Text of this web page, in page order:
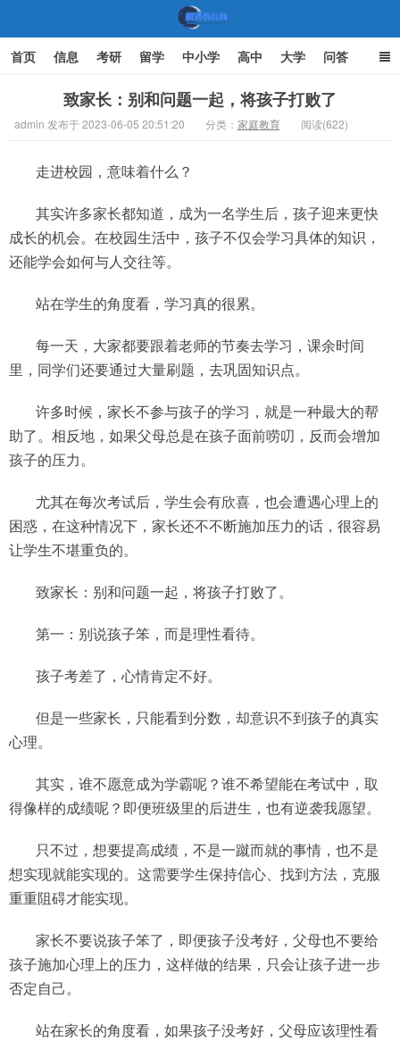
首页 信息 考研 留学 中小学 高中 大学 问答
家庭教育
致家长：别和问题一起，将孩子打败了
admin 发布于 2023-06-05 20:51:20 分类： 家庭教育 阅读(622)
走进校园，意味着什么？
其实许多家长都知道，成为一名学生后，孩子迎来更快
成长的机会。在校园生活中，孩子不仅会学习具体的知识，
还能学会如何与人交往等。
站在学生的角度看，学习真的很累。
每一天，大家都要跟着老师的节奏去学习，课余时间
里，同学们还要通过大量刷题，去巩固知识点。
许多时候，家长不参与孩子的学习，就是一种最大的帮
助了。相反地，如果父母总是在孩子面前唠叨，反而会增加
孩子的压力。
尤其在每次考试后，学生会有欣喜，也会遭遇心理上的
困惑，在这种情况下，家长还不不断施加压力的话，很容易
让学生不堪重负的。
致家长：别和问题一起，将孩子打败了。
第一：别说孩子笨，而是理性看待。
孩子考差了，心情肯定不好。
但是一些家长，只能看到分数，却意识不到孩子的真实
心理。
其实，谁不愿意成为学霸呢？谁不希望能在考试中，取
得像样的成绩呢？即便班级里的后进生，也有逆袭我愿望。
只不过，想要提高成绩，不是一蹴而就的事情，也不是
想实现就能实现的。这需要学生保持信心、找到方法，克服
重重阻碍才能实现。
家长不要说孩子笨了，即便孩子没考好，父母也不要给
孩子施加心理上的压力，这样做的结果，只会让孩子进一步
否定自己。
站在家长的角度看，如果孩子没考好，父母应该理性看